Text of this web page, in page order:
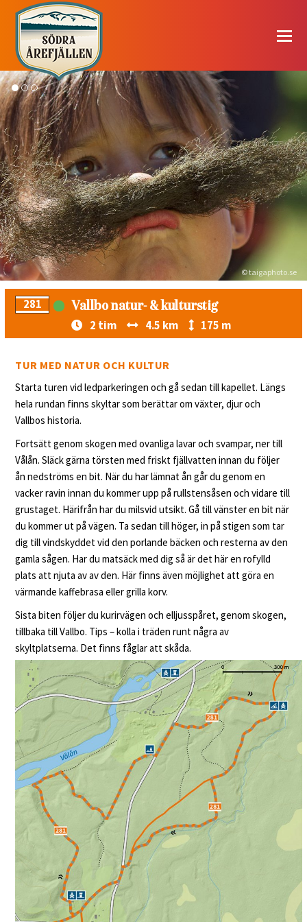
© taigaphoto.se
281 Vallbo natur- & kulturstig
2 tim 4.5 km 175 m
TUR MED NATUR OCH KULTUR
Starta turen vid ledparkeringen och gå sedan till kapellet. Längs
hela rundan finns skyltar som berättar om växter, djur och
Vallbos historia.
Fortsätt genom skogen med ovanliga lavar och svampar, ner till
Vålån. Släck gärna törsten med friskt fjällvatten innan du följer
ån nedströms en bit. När du har lämnat ån går du genom en
vacker ravin innan du kommer upp på rullstensåsen och vidare till
grustaget. Härifrån har du milsvid utsikt. Gå till vänster en bit när
du kommer ut på vägen. Ta sedan till höger, in på stigen som tar
dig till vindskyddet vid den porlande bäcken och resterna av den
gamla sågen. Har du matsäck med dig så är det här en rofylld
plats att njuta av av den. Här finns även möjlighet att göra en
värmande kaffebrasa eller grilla korv.
Sista biten följer du kurirvägen och elljusspåret, genom skogen,
tillbaka till Vallbo. Tips – kolla i träden runt några av
skyltplatserna. Det finns fåglar att skåda.